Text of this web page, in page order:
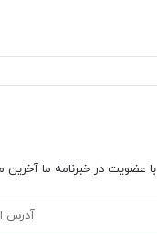
با عضویت در خبرنامه ما آخرین